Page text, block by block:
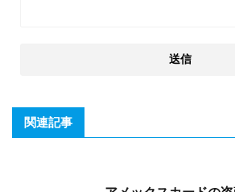
関連記事